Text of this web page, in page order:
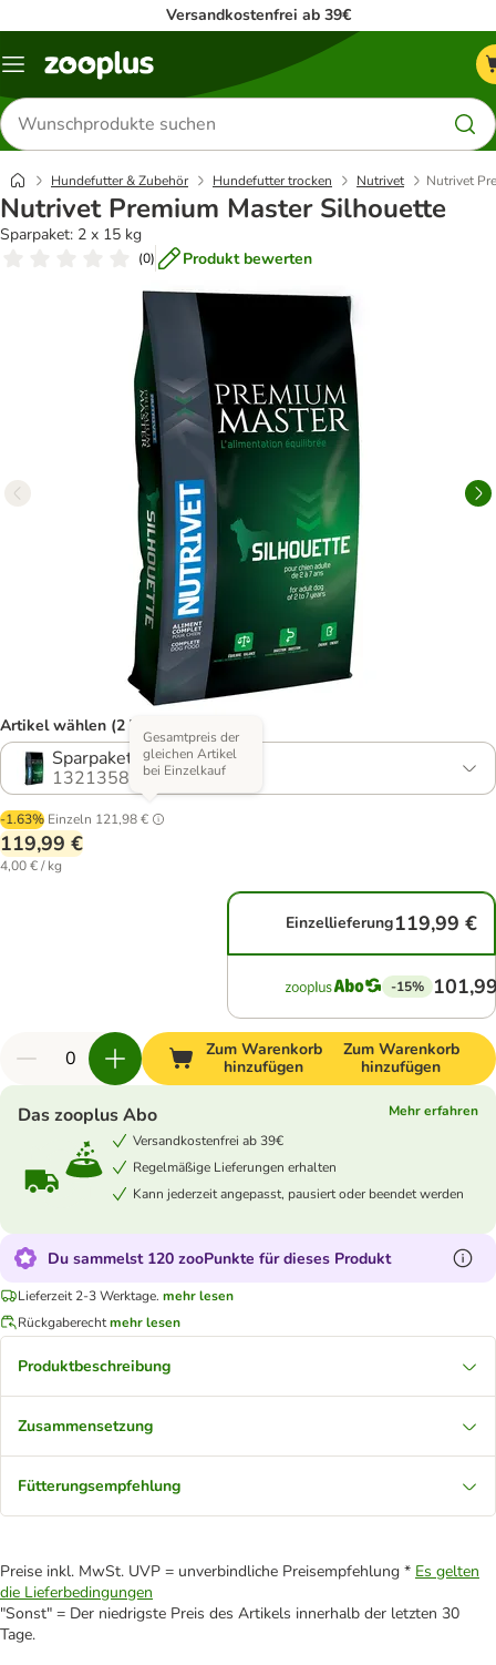
Versandkostenfrei ab 39€
Menü
Produkte
suchen
Hundefutter & Zubehör Hundefutter trocken Nutrivet Nutrivet
Nutrivet Premium Master Silhouette
Sparpaket: 2 x 15 kg
(0) Produkt bewerten
Artikel wählen (2 Varianten)
Sparpaket: 2 x 15 kg
1321358.1
-1.63% Einzeln 121,98 €
Gesamtpreis der
gleichen Artikel
bei Einzelkauf
119,99 €
4,00 € / kg
Einzellieferung119,99 €
-15%
Zum Warenkorb
hinzufügen
Zum Warenkorb
hinzufügen
Das zooplus Abo
Mehr erfahren
Versandkostenfrei ab 39€
Regelmäßige Lieferungen erhalten
Kann jederzeit angepasst, pausiert oder beendet werden
Du sammelst 120 zooPunkte für dieses Produkt
Lieferzeit 2-3 Werktage. mehr lesen
Rückgaberechtmehr lesen
Produktbeschreibung
Zusammensetzung
Fütterungsempfehlung
Preise inkl. MwSt. UVP = unverbindliche Preisempfehlung * Es gelten
die Lieferbedingungen
"Sonst" = Der niedrigste Preis des Artikels innerhalb der letzten 30
Tage.